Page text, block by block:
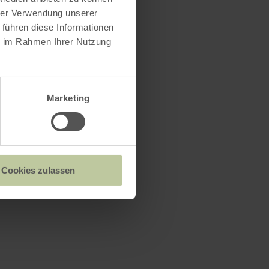
Verwendung unserer
diese Informationen
Rahmen Ihrer Nutzung
Marketing
Cookies zulassen